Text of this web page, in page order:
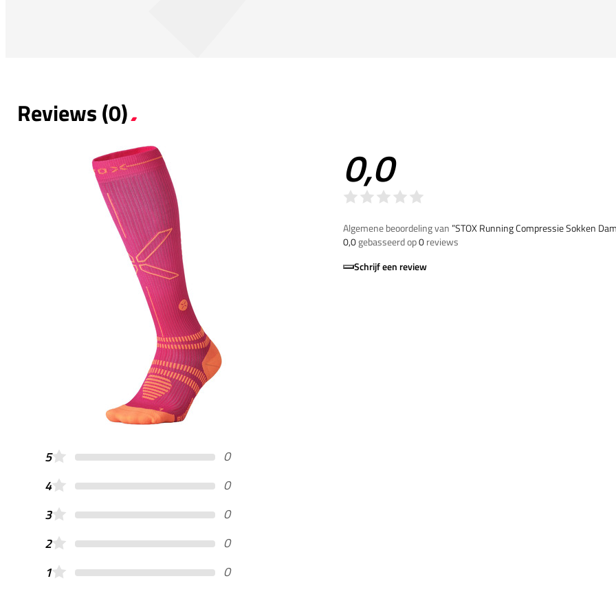
Reviews (0)
0,0
Algemene beoordeling van”STOX Running Compressie Sokken
0,0gebasseerd op0reviews
Schrijf een review
5
0
4
0
3
0
2
0
1
0